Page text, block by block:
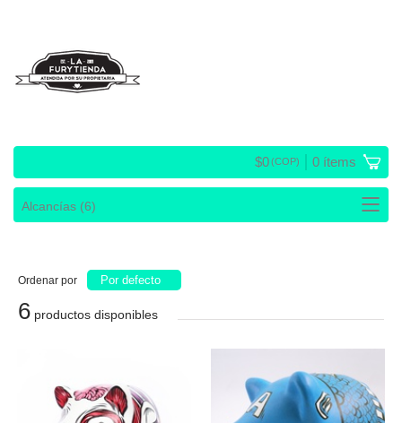
$0(COP) 0 ítems
Ordenar por Por defecto
6 productos disponibles